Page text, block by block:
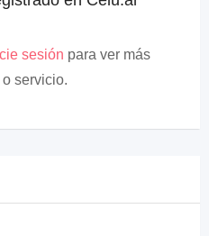
sesión para ver más
servicio.